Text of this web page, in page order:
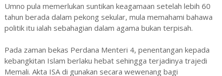
Umno pula memerlukan suntikan keagamaan setelah lebih 60
tahun berada dalam pekong sekular, mula memahami bahawa
politik itu ialah sebahagian dalam agama bukan terpisah.
Pada zaman bekas Perdana Menteri 4, penentangan kepada
kebangkitan Islam berlaku hebat sehingga terjadinya trajedi
Memali. Akta ISA di gunakan secara wewenang bagi